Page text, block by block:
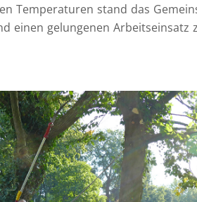
Temperaturen stand das
einen gelungenen Arbeitseinsatz